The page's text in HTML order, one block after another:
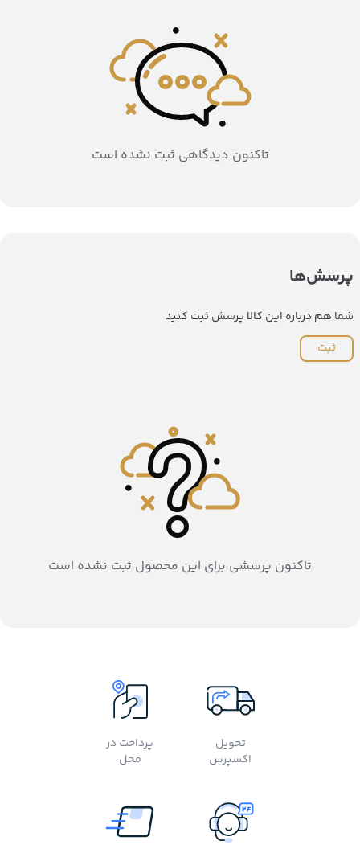
تاکنون دیدگاهی ثبت نشده است
پرسش‌ها
شما هم درباره این کالا پرسش ثبت کنید
ثبت
تاکنون پرسشی برای این محصول ثبت نشده است
تحویل
اکسپرس
پرداخت در
محل